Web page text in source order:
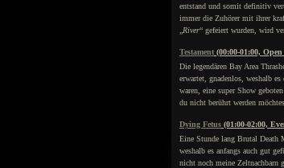
entstand und somit definitiv
immer die Zuhörer mit ihrer
River“ gefeiert wurden, wird
Testament (00:00-01:00,
Die legendären Bay Area
erwartet, gnadenlos, weshalb
waren, eine super Show
du nicht berührt werden
Dying Fetus (01:00-02:00,
Eine Stunde lang Brutal Death
weshalb es anfangs auch gut
nicht noch meine Zeltnachbarn